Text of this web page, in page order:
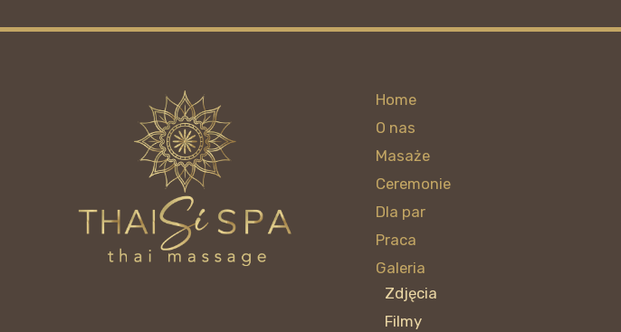
Home
O nas
Masaże
Ceremonie
Dla par
Praca
Galeria
Zdjęcia
Filmy